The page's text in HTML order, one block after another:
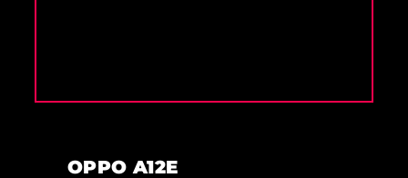
OPPO A12E